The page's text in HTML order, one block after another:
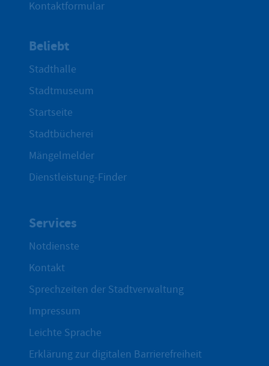
Kontaktformular
Beliebt
Stadthalle
Stadtmuseum
Startseite
Stadtbücherei
Mängelmelder
Dienstleistung-Finder
Services
Notdienste
Kontakt
Sprechzeiten der Stadtverwaltung
Impressum
Leichte Sprache
Erklärung zur digitalen Barrierefreiheit